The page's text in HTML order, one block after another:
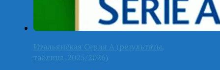
Итальянская Серия А (результаты,
таблица-2025/2026)